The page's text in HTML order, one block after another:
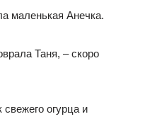
маленькая Анечка.
Таня, – скоро
огурца и